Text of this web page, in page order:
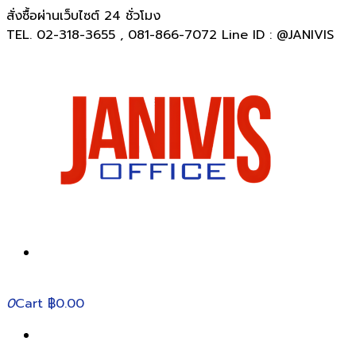
สั่งซื้อผ่านเว็บไซต์ 24 ชั่วโมง
TEL. 02-318-3655 , 081-866-7072 Line ID : @JANIVIS
0Cart ฿0.00